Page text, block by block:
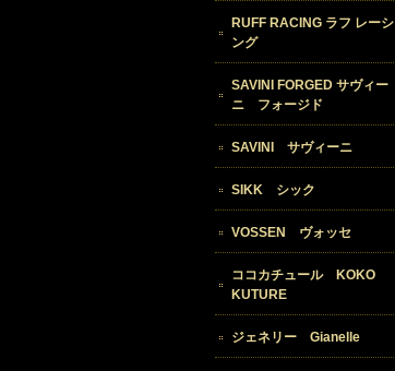
RUFF RACING ラフ レーシ
ング
SAVINI FORGED サヴィー
ニ フォージド
SAVINI サヴィーニ
SIKK シック
VOSSEN ヴォッセ
ココカチュール KOKO
KUTURE
ジェネリー Gianelle